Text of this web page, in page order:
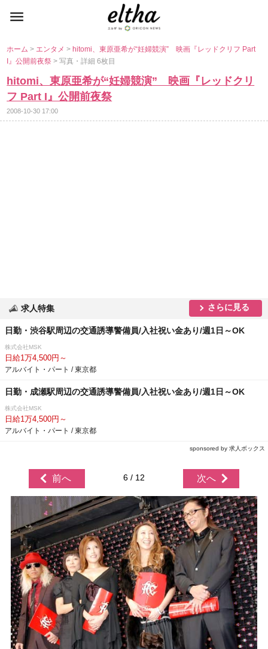
ホーム> エンタメ> hitomi、東原亜希が“妊婦競演” 映画『レッドクリフ Part
I』公開前夜祭> 写真・詳細 6枚目
hitomi、東原亜希が“妊婦競演” 映画『レッドクリ
フ Part I』公開前夜祭
2008-10-30 17:00
求人特集 さらに見る
日勤・渋谷駅周辺の交通誘導警備員/入社祝い金あり/週1日～OK
株式会社MSK
日給1万4,500円～
アルバイト・パート / 東京都
日勤・成瀬駅周辺の交通誘導警備員/入社祝い金あり/週1日～OK
株式会社MSK
日給1万4,500円～
アルバイト・パート / 東京都
sponsored by 求人ボックス
前へ 6 / 12 次へ